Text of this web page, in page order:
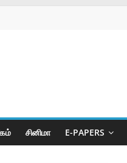
சினிமா E-PAPERS